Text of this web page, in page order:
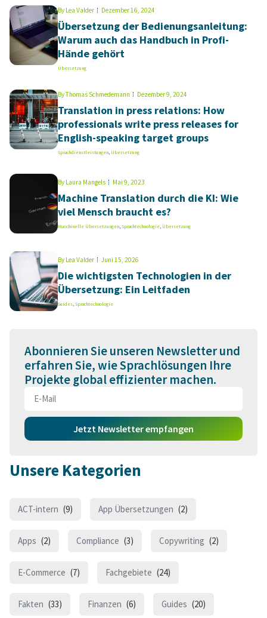
ByLea Valder Dezember 16, 2024
Übersetzung der Bedienungsanleitung:
Warum auch das Handbuch in Profi-
Hände gehört
Übersetzung
ByThomas Schmedemann Dezember 9, 2024
Translation in press relations: How
professionals write press releases for
English-speaking target groups
Sprachdienstleistungen, Übersetzung
ByLaura Mangels Mai 9, 2023
Machine Translation durch die KI: Wie
viel Mensch braucht es?
Maschinelle Übersetzungen, Sprachtechnologie, Übersetzung
ByLea Valder Juni 15, 2026
Die wichtigsten Technologien in der
Übersetzung: Ein Leitfaden
Guides, Sprachtechnologie
Abonnieren Sie unseren Newsletter und
erfahren Sie, wie Sprachlösungen Ihre
Projekte global effizienter machen.
Jetzt Newsletter empfangen
Unsere Kategorien
ACT-intern (9) App Übersetzungen (2)
Apps (2) Compliance (3) Copywriting (2)
E-Commerce (7) Fachgebiete (24)
Fakten (33) Finanzen (6) Guides (20)